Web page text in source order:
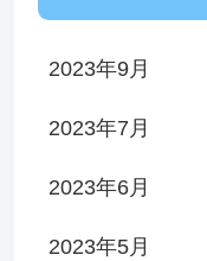
2023年9月
2023年7月
2023年6月
2023年5月